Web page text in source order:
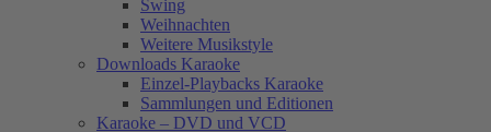
Swing
Weihnachten
Weitere Musikstyle
Downloads Karaoke
Einzel-Playbacks Karaoke
Sammlungen und Editionen
Karaoke – DVD und VCD